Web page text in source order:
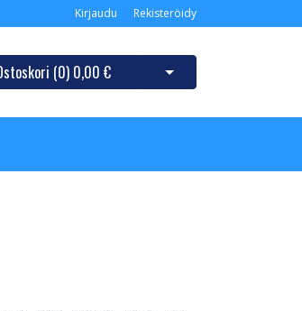
Kirjaudu Rekisteröidy
(0) 0,00 € Avaa ostoskori